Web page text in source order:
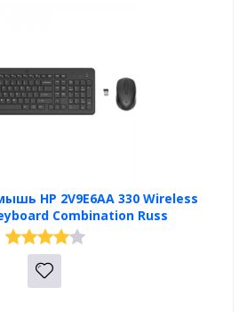
HP 2V9E6AA 330 Wireless
Combination Russ